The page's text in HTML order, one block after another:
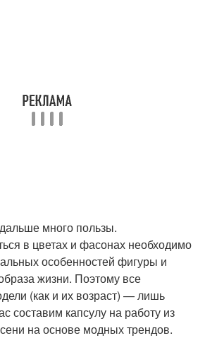
много пользы.
в цветах и фасонах необходимо
особенностей фигуры и
жизни. Поэтому все
(как и их возраст) — лишь
составим капсулу на работу из
на основе модных трендов.